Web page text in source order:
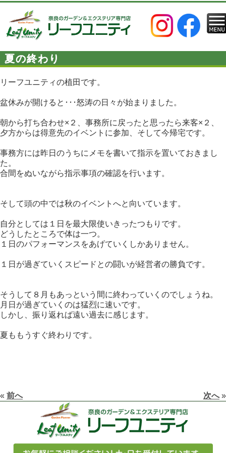
夏の終わり
リーフユニティの植田です。
盆休みが開けると･･･怒涛の日々が始まりました。
朝から打ち合わせ×２、事務所に戻ったと思ったら来客×２、
夕方からは得意先のイベントに参加、そして今帰宅です。
事務方には昨日のうちにメモを書いて指示を置いておきまし
た。
合間をぬいながら指示事項の確認を行います。
そして頭の中では秋のイベントへと向いています。
自分としては１日を最大限使いきったつもりです。
どうしたところで体は一つ。
１日のパフォーマンスをあげていくしかありません。
１日が過ぎていくスピードとの闘いが経営者の勝負です。
そうして８月もあっという間に終わっていくのでしょうね。
月日が過ぎていくのは猛烈に速いです。
しかし、振り返れば遠い過去に感じます。
夏ももうすぐ終わりです。
« 前へ 次へ»